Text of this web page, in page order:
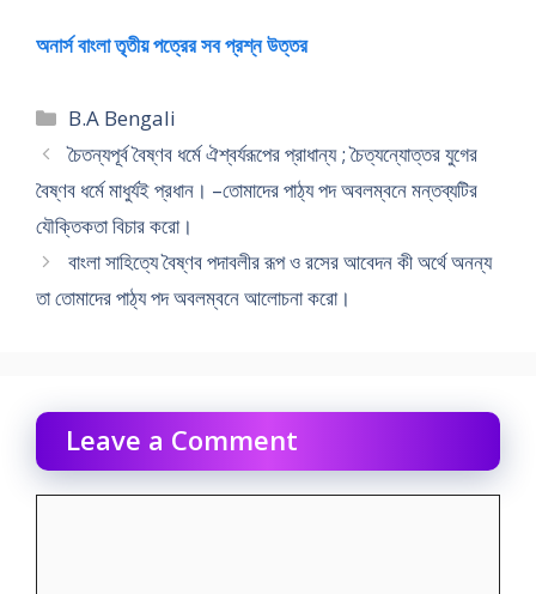
অনার্স বাংলা তৃতীয় পত্রের সব প্রশ্ন উত্তর
Categories
B.A Bengali
চৈতন্যপূর্ব বৈষ্ণব ধর্মে ঐশ্বর্যরূপের প্রাধান্য ; চৈত্যন্যোত্তর যুগের
বৈষ্ণব ধর্মে মাধুর্যই প্রধান। –তোমাদের পাঠ্য পদ অবলম্বনে মন্তব্যটির
যৌক্তিকতা বিচার করো।
বাংলা সাহিত্যে বৈষ্ণব পদাবলীর রূপ ও রসের আবেদন কী অর্থে অনন্য
তা তোমাদের পাঠ্য পদ অবলম্বনে আলোচনা করো।
Leave a Comment